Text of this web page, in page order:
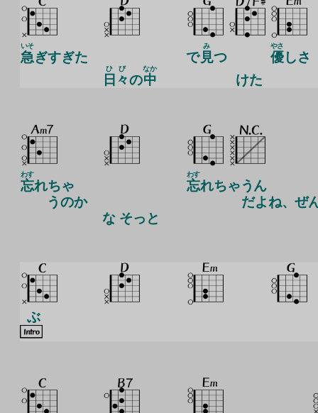
急
いそ
ぎすぎた
日々
ひび
の中
なか
で見
み
つ
けた
優
やさ
しさ
忘
わす
れちゃ
うのか
な そっと
忘
わす
れちゃうん
だよね、ぜ
ぶ